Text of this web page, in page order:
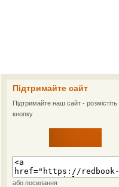
Підтримайте сайт
Підтримайте наш сайт -
кнопку
або посилання